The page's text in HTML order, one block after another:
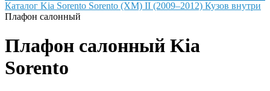
Каталог Kia Sorento Sorento (XM) II (2009–2012) Кузов внутри
Плафон салонный
Плафон салонный Kia
Sorento